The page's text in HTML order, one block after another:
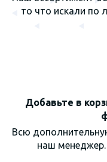
то что искали по
Добавьте в
Всю
наш